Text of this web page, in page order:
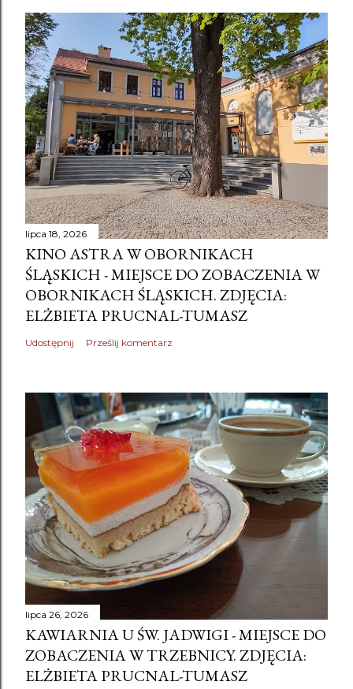
lipca 18, 2026
KINO ASTRA W OBORNIKACH
ŚLĄSKICH - MIEJSCE DO ZOBACZENIA W
OBORNIKACH ŚLĄSKICH. ZDJĘCIA:
ELŻBIETA PRUCNAL-TUMASZ
Udostępnij Prześlij komentarz
lipca 26, 2026
KAWIARNIA U ŚW. JADWIGI - MIEJSCE DO
ZOBACZENIA W TRZEBNICY. ZDJĘCIA:
ELŻBIETA PRUCNAL-TUMASZ